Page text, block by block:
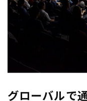
グローバルで